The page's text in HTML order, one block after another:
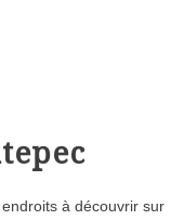
à découvrir sur